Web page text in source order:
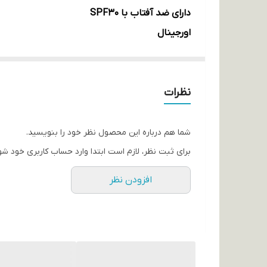
دارای ضد آفتاب با SPF30
اورجینال
دارای پد قارچی
فاقد چربی
آبرسان پوست
مناسب انواع پوست
نظرات
شما هم درباره این محصول نظر خود را بنویسید.
برای ثبت نظر، لازم است ابتدا وارد حساب کاربری خود
افزودن نظر